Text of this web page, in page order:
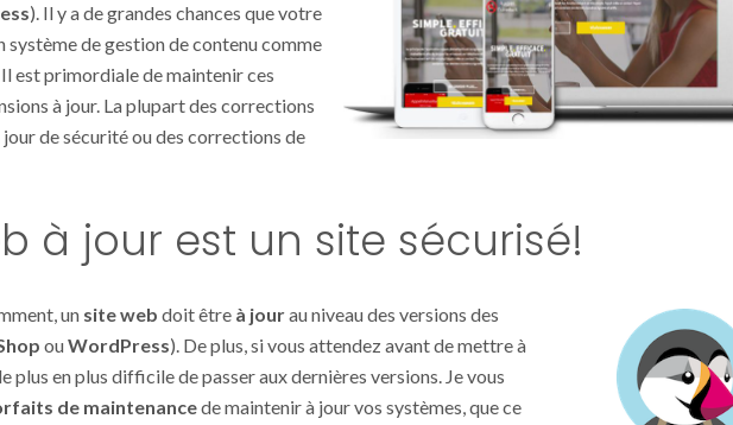
). Il y a de grandes chances que votre
système de gestion de contenu comme
est primordiale de maintenir ces
à jour. La plupart des corrections
de sécurité ou des corrections de
à jour est un site sécurisé!
un site web doit être à jourau niveau des versions des
ouWordPress). De plus, si vous attendez avant de mettre à
plus en plus difficile de passer aux dernières versions. Je vous
de maintenancede maintenir à jour vos systèmes, que ce